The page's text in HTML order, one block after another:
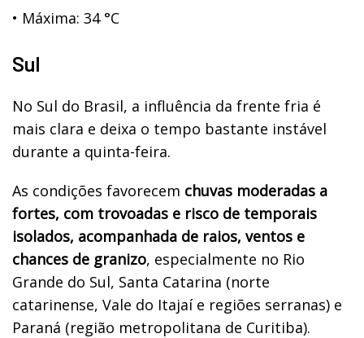
• Máxima: 34 °C
Sul
No Sul do Brasil, a influência da frente fria é
mais clara e deixa o tempo bastante instável
durante a quinta-feira.
As condições favorecem chuvas moderadas a
fortes, com trovoadas e risco de temporais
isolados, acompanhada de raios, ventos e
chances de granizo, especialmente no Rio
Grande do Sul, Santa Catarina (norte
catarinense, Vale do Itajaí e regiões serranas) e
Paraná (região metropolitana de Curitiba).